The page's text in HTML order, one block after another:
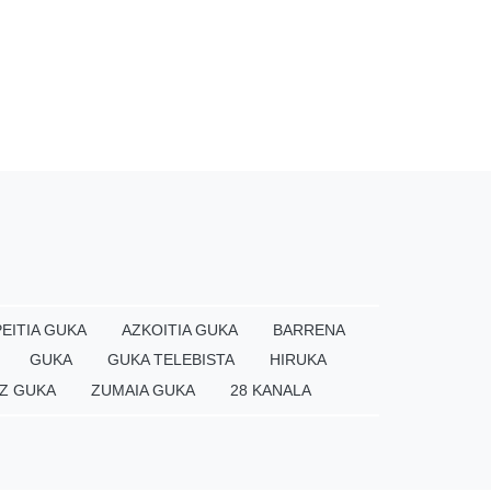
GUKA AZKOITIA GUKA
BARRENA
GUKA GUKA TELEBISTA
HIRUKA
GUKA ZUMAIA GUKA 28 KANALA